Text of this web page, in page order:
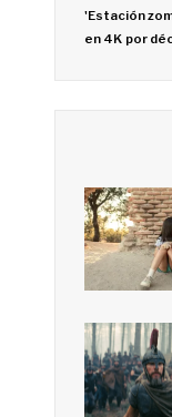
'Estación
en 4K por